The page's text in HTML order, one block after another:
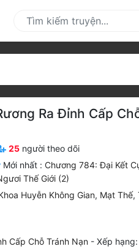
Ra Đỉnh Cấp
25 người theo dõi
Mới nhất :Chương 784: Đại Kết
Thế Giới (2)
Huyễn Không Gian, Mạt Thế,
Cấp Chỗ Tránh Nạn - Xếp hạng: